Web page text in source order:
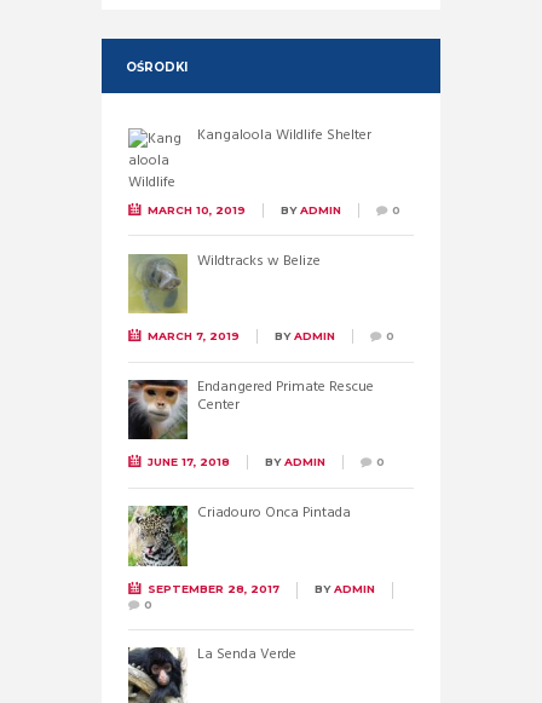
OŚRODKI
Kangaloola Wildlife Shelter
MARCH 10, 2019 BYADMIN 0
Wildtracks w Belize
MARCH 7, 2019 BYADMIN 0
Endangered Primate Rescue
Center
JUNE 17, 2018 BYADMIN 0
Criadouro Onca Pintada
SEPTEMBER 28, 2017 BYADMIN
0
La Senda Verde